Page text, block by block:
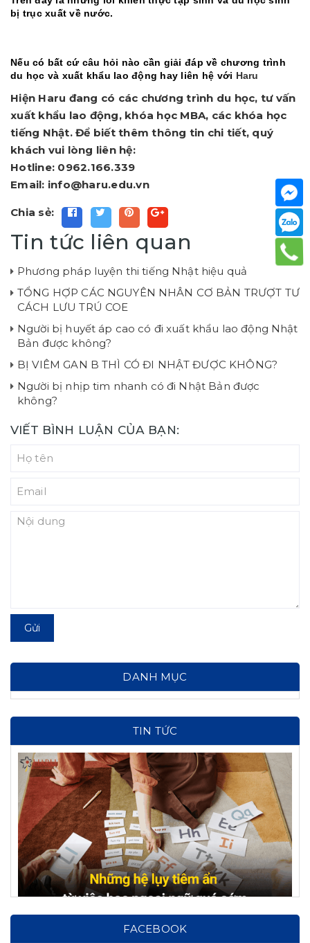
bị trục xuất về nước.
Nếu có bất cứ câu hỏi nào cần giải đáp về chương trình
du học và xuất khẩu lao động hay liên hệ với Haru
Hiện Haru đang có các chương trình du học, tư vấn
xuất khẩu lao động, khóa học MBA, các khóa học
tiếng Nhật. Để biết thêm thông tin chi tiết, quý
khách vui lòng liên hệ:
Hotline: 0962.166.339
Email: info@haru.edu.vn
Chia sẻ:
Tin tức liên quan
Phương pháp luyện thi tiếng Nhật hiệu quả
TỔNG HỢP CÁC NGUYÊN NHÂN CƠ BẢN TRƯỢT TƯ
CÁCH LƯU TRÚ COE
Người bị huyết áp cao có đi xuất khẩu lao động Nhật
Bản được không?
BỊ VIÊM GAN B THÌ CÓ ĐI NHẬT ĐƯỢC KHÔNG?
Người bị nhịp tim nhanh có đi Nhật Bản được
không?
VIẾT BÌNH LUẬN CỦA BẠN:
Gửi
DANH MỤC
TIN TỨC
báo cho phụ huynh!
FACEBOOK